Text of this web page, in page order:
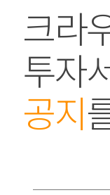
크라
투자
공지